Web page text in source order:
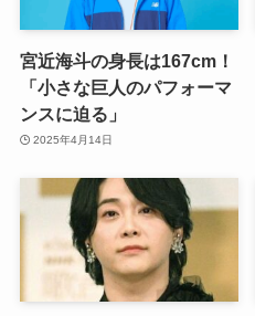
宮近海斗の身長は167cm！
「小さな巨人のパフォーマ
ンスに迫る」
2025年4月14日